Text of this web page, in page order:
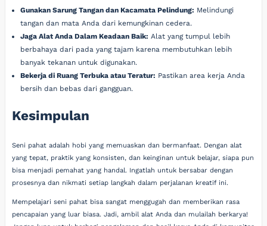
Gunakan Sarung Tangan dan Kacamata Pelindung: Melindungi
tangan dan mata Anda dari kemungkinan cedera.
Jaga Alat Anda Dalam Keadaan Baik: Alat yang tumpul lebih
berbahaya dari pada yang tajam karena membutuhkan lebih
banyak tekanan untuk digunakan.
Bekerja di Ruang Terbuka atau Teratur: Pastikan area kerja Anda
bersih dan bebas dari gangguan.
Kesimpulan
Seni pahat adalah hobi yang memuaskan dan bermanfaat. Dengan alat
yang tepat, praktik yang konsisten, dan keinginan untuk belajar, siapa pun
bisa menjadi pemahat yang handal. Ingatlah untuk bersabar dengan
prosesnya dan nikmati setiap langkah dalam perjalanan kreatif ini.
Mempelajari seni pahat bisa sangat menggugah dan memberikan rasa
pencapaian yang luar biasa. Jadi, ambil alat Anda dan mulailah berkarya!